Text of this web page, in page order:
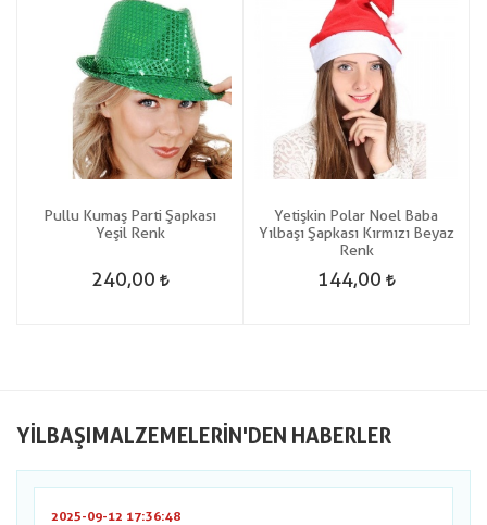
Pullu Kumaş Parti Şapkası
Yeşil Renk
240,00
Yetişkin Polar Noel Baba
Yılbaşı Şapkası Kırmızı Beyaz
Renk
144,00
YILBAŞIMALZEMELERIN'DEN HABERLER
2025-09-12 17:36:48